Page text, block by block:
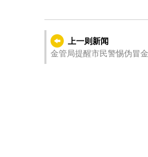
上一则新闻
金管局提醒市民警惕伪冒